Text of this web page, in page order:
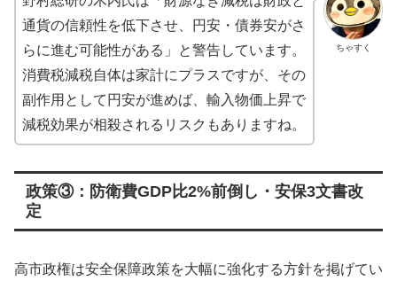
ちゃすく
通貨の信頼性を低下させ、円安・債券安がさ
らに進む可能性がある」と警告しています。
消費税減税自体は家計にプラスですが、その
副作用として円安が進めば、輸入物価上昇で
減税効果が相殺されるリスクもありますね。
政策③：防衛費GDP比2%前倒し・安保3文書改
定
高市政権は安全保障政策を大幅に強化する方針を掲げてい